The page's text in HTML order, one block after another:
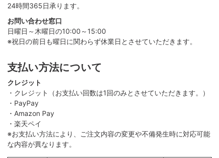
24時間365日承ります。
お問い合わせ窓口
日曜日～木曜日の10:00～15:00
※祝日の前日も曜日に関わらず休業日とさせていただきます。
支払い方法について
クレジット
・クレジット（お支払い回数は1回のみとさせていただきます。）
・PayPay
・Amazon Pay
・楽天ペイ
※お支払い方法により、ご注文内容の変更や不備発生時に対応可能
な内容が異なります。